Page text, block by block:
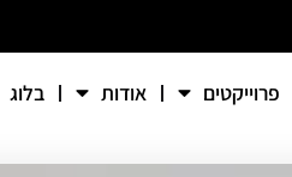
פרוייקטים אודות בלוג